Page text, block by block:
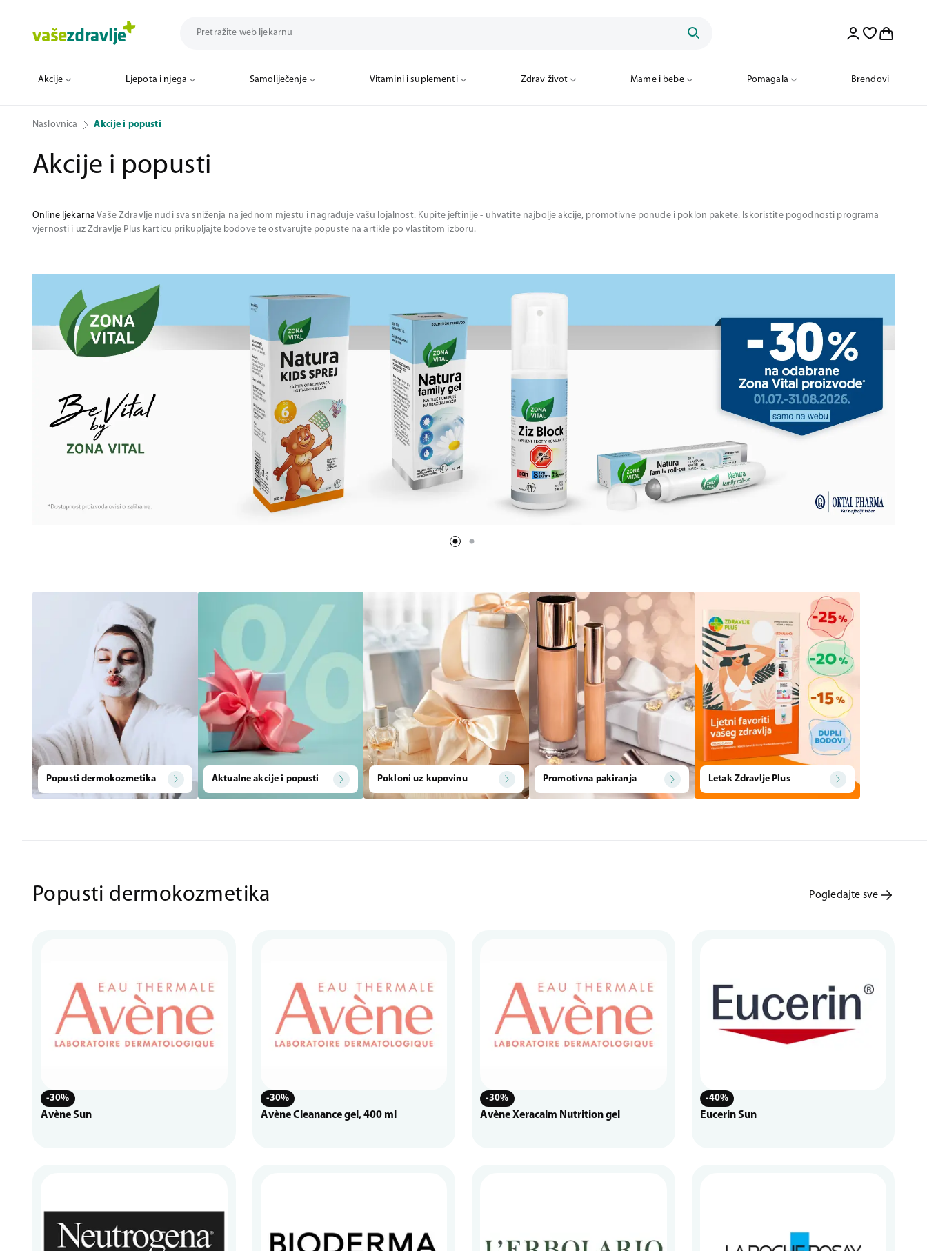
Akcije Ljepota i njega Samoliječenje Vitamini i suplementi Zdrav život Mame i bebe Pomagala Brendovi
Naslovnica Akcije i popusti
Akcije i popusti
Online ljekarna Vaše Zdravlje nudi sva sniženja na jednom mjestu i nagrađuje vašu lojalnost. Kupite jeftinije - uhvatite najbolje akcije, promotivne ponude i poklon pakete. Iskoristite pogodnosti programa
vjernosti i uz Zdravlje Plus karticu prikupljajte bodove te ostvarujte popuste na artikle po vlastitom izboru.
Popusti dermokozmetika Aktualne akcije i popusti Pokloni uz kupovinu Promotivna pakiranja Letak Zdravlje Plus
Popusti dermokozmetika Pogledajte sve
-30%
Avène Sun
-30%
Avène Cleanance gel, 400 ml
-30%
Avène Xeracalm Nutrition gel
-40%
Eucerin Sun